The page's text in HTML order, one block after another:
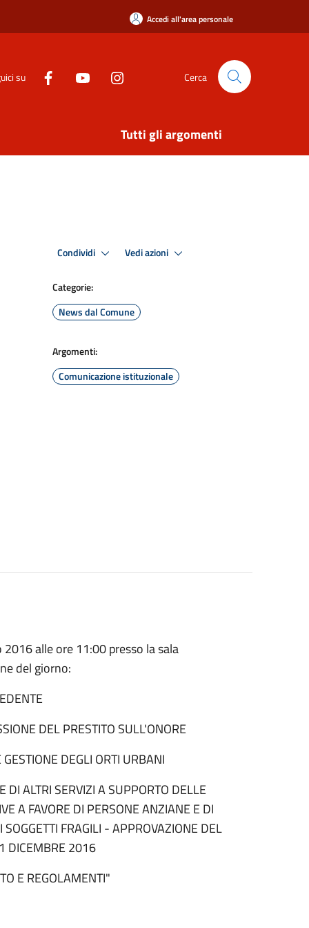
Accedi all'area personale
su Cerca
Tutti gli argomenti
Condividi Vedi azioni
Categorie:
News dal Comune
Argomenti:
Comunicazione istituzionale
alle ore 11:00 presso la sala
del giorno:
DEL PRESTITO SULL'ONORE
DEGLI ORTI URBANI
ALTRI SERVIZI A SUPPORTO DELLE
A FAVORE DI PERSONE ANZIANE E DI
FRAGILI - APPROVAZIONE DEL
DICEMBRE 2016
E REGOLAMENTI"